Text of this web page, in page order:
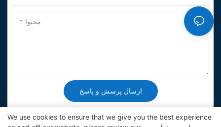
محتوا
ارسال پرسش و پاسخ
We use cookies to ensure that we give you the best experience